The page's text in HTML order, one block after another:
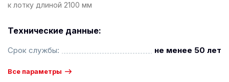
к лотку длиной 2100 мм
Технические данные:
Срок службы: не менее 50 лет
Все параметры